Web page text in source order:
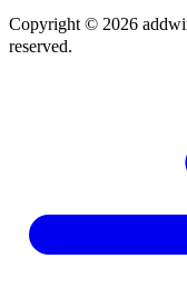
Copyright © 2026
reserved.